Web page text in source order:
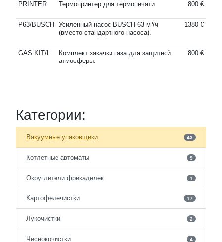
PRINTER Термопринтер для термопечати 800 €
P63/BUSCH
Усиленный насос BUSCH 63 м³/ч
(вместо стандартного насоса).
1380 €
GAS KIT/L
Комплект закачки газа для защитной
атмосферы.
800 €
Категории:
Вакуумные упаковщики 43
Котлетные автоматы 9
Округлители фрикаделек 1
Картофелечистки 17
Лукочистки 2
Чеснокочистки 4